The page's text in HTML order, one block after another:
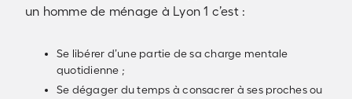
un homme de ménage à Lyon 1 c’est :
Se libérer d’une partie de sa charge mentale
quotidienne ;
Se dégager du temps à consacrer à ses proches ou